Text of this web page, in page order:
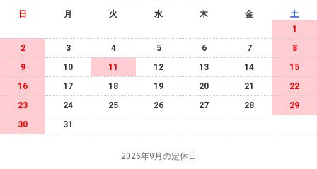
日 月 火 水 木 金
土
1
2
3 4 5 6 7
8
9
10 11 12 13 14
15
16
17 18 19 20 21
22
23
24 25 26 27 28
29
30
31
2026年9月の定休日